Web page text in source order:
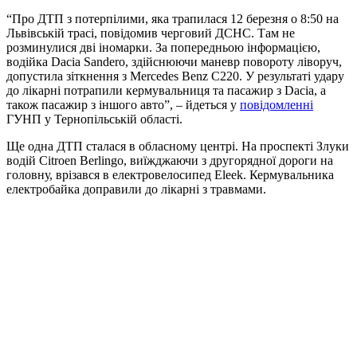
“Про ДТП з потерпілими, яка трапилася 12 березня о 8:50 на
Львівській трасі, повідомив черговий ДСНС. Там не
розминулися дві іномарки. За попередньою інформацією,
водійка Dacia Sandero, здійснюючи маневр повороту ліворуч,
допустила зіткнення з Mercedes Benz C220. У результаті удару
до лікарні потрапили кермувальниця та пасажир з Dacia, а
також пасажир з іншого авто”, – йдеться у повідомленні
ГУНП у Тернопільській області.
Ще одна ДТП сталася в обласному центрі. На проспекті Злуки
водій Citroen Berlingo, виїжджаючи з другорядної дороги на
головну, врізався в електровелосипед Eleek. Кермувальника
електробайка доправили до лікарні з травмами.